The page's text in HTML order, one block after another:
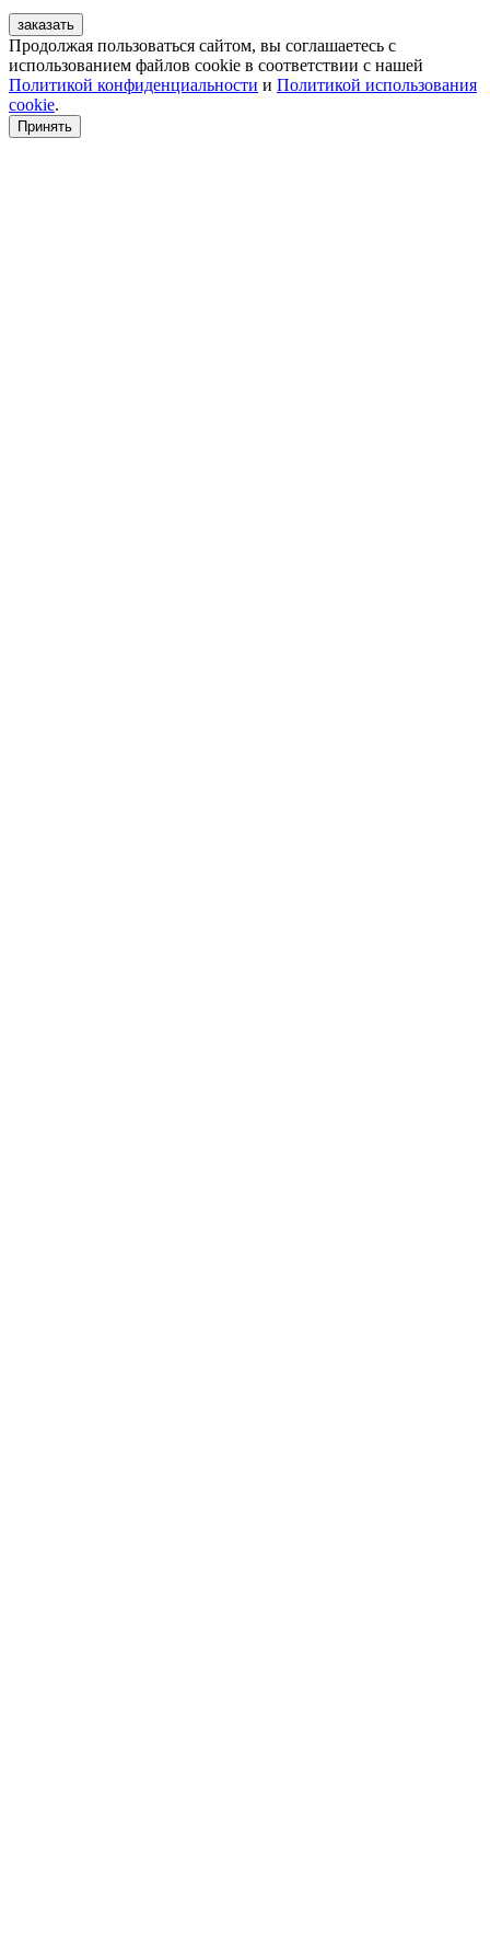
заказать
Продолжая пользоваться сайтом, вы соглашаетесь с
использованием файлов cookie в соответствии с нашей
Политикой конфиденциальности и Политикой использования
cookie.
Принять